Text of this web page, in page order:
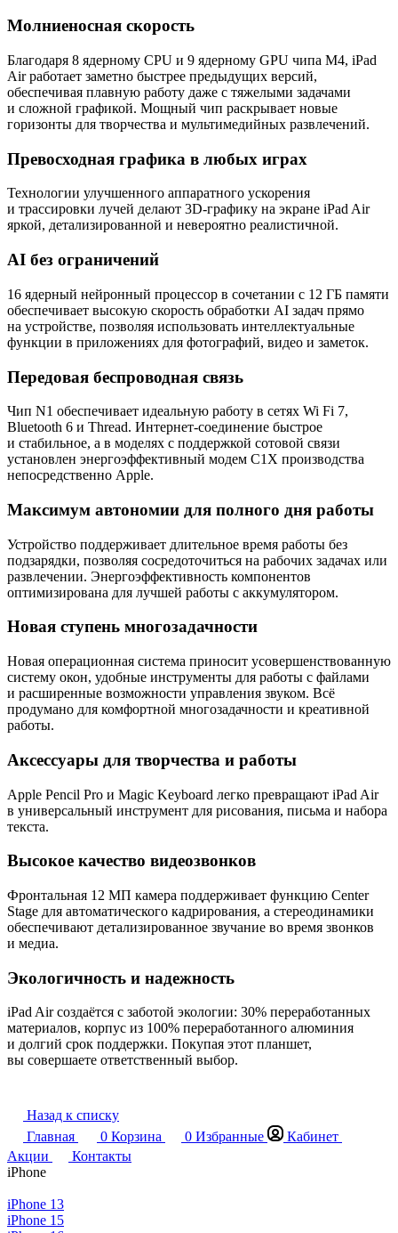
Молниеносная скорость
Благодаря 8 ядерному CPU и 9 ядерному GPU чипа M4, iPad
Air работает заметно быстрее предыдущих версий,
обеспечивая плавную работу даже с тяжелыми задачами
и сложной графикой. Мощный чип раскрывает новые
горизонты для творчества и мультимедийных развлечений.
Превосходная графика в любых играх
Технологии улучшенного аппаратного ускорения
и трассировки лучей делают 3D-графику на экране iPad Air
яркой, детализированной и невероятно реалистичной.
AI без ограничений
16 ядерный нейронный процессор в сочетании с 12 ГБ памяти
обеспечивает высокую скорость обработки AI задач прямо
на устройстве, позволяя использовать интеллектуальные
функции в приложениях для фотографий, видео и заметок.
Передовая беспроводная связь
Чип N1 обеспечивает идеальную работу в сетях Wi Fi 7,
Bluetooth 6 и Thread. Интернет-соединение быстрое
и стабильное, а в моделях с поддержкой сотовой связи
установлен энергоэффективный модем C1X производства
непосредственно Apple.
Максимум автономии для полного дня работы
Устройство поддерживает длительное время работы без
подзарядки, позволяя сосредоточиться на рабочих задачах или
развлечении. Энергоэффективность компонентов
оптимизирована для лучшей работы с аккумулятором.
Новая ступень многозадачности
Новая операционная система приносит усовершенствованную
систему окон, удобные инструменты для работы с файлами
и расширенные возможности управления звуком. Всё
продумано для комфортной многозадачности и креативной
работы.
Аксессуары для творчества и работы
Apple Pencil Pro и Magic Keyboard легко превращают iPad Air
в универсальный инструмент для рисования, письма и набора
текста.
Высокое качество видеозвонков
Фронтальная 12 МП камера поддерживает функцию Center
Stage для автоматического кадрирования, а стереодинамики
обеспечивают детализированное звучание во время звонков
и медиа.
Экологичность и надежность
iPad Air создаётся с заботой экологии: 30% переработанных
материалов, корпус из 100% переработанного алюминия
и долгий срок поддержки. Покупая этот планшет,
вы совершаете ответственный выбор.
Назад к списку
Главная
0 Корзина 0 Избранные
Кабинет
Акции
Контакты
iPhone
iPhone 13
iPhone 15